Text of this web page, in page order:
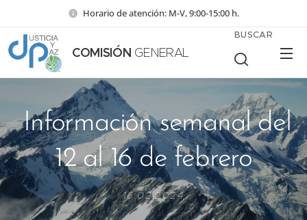
Horario de atención: M-V, 9:00-15:00 h.
COMISIÓN GENERAL
BUSCAR
Información semanal del
12 al 16 de febrero
16.02.2024